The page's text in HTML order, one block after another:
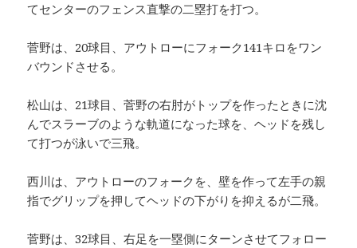
てセンターのフェンス直撃の二塁打を打つ。
菅野は、20球目、アウトローにフォーク141キロをワン
バウンドさせる。
松山は、21球目、菅野の右肘がトップを作ったときに沈
んでスラーブのような軌道になった球を、ヘッドを残し
て打つが泳いで三飛。
西川は、アウトローのフォークを、壁を作って左手の親
指でグリップを押してヘッドの下がりを抑えるが二飛。
菅野は、32球目、右足を一塁側にターンさせてフォロー